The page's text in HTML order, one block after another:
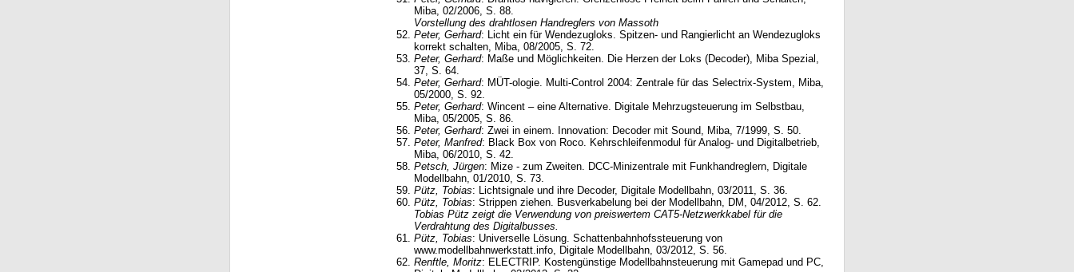
Miba, 02/2006, S. 88.
Vorstellung des drahtlosen Handreglers von Massoth
Peter, Gerhard: Licht ein für Wendezugloks. Spitzen- und Rangierlicht an Wendezugloks
korrekt schalten, Miba, 08/2005, S. 72.
Peter, Gerhard: Maße und Möglichkeiten. Die Herzen der Loks (Decoder), Miba Spezial,
37, S. 64.
Peter, Gerhard: MÜT-ologie. Multi-Control 2004: Zentrale für das Selectrix-System, Miba,
05/2000, S. 92.
Peter, Gerhard: Wincent – eine Alternative. Digitale Mehrzugsteuerung im Selbstbau,
Miba, 05/2005, S. 86.
Peter, Gerhard: Zwei in einem. Innovation: Decoder mit Sound, Miba, 7/1999, S. 50.
Peter, Manfred: Black Box von Roco. Kehrschleifenmodul für Analog- und Digitalbetrieb,
Miba, 06/2010, S. 42.
Petsch, Jürgen: Mize - zum Zweiten. DCC-Minizentrale mit Funkhandreglern, Digitale
Modellbahn, 01/2010, S. 73.
Pütz, Tobias: Lichtsignale und ihre Decoder, Digitale Modellbahn, 03/2011, S. 36.
Pütz, Tobias: Strippen ziehen. Busverkabelung bei der Modellbahn, DM, 04/2012, S. 62.
Tobias Pütz zeigt die Verwendung von preiswertem CAT5-Netzwerkkabel für die
Verdrahtung des Digitalbusses.
Pütz, Tobias: Universelle Lösung. Schattenbahnhofssteuerung von
www.modellbahnwerkstatt.info, Digitale Modellbahn, 03/2012, S. 56.
Renftle, Moritz: ELECTRIP. Kostengünstige Modellbahnsteuerung mit Gamepad und PC,